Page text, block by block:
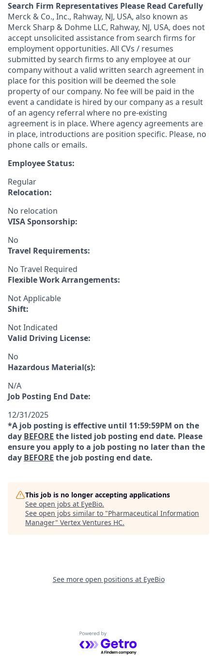
Search Firm Representatives Please Read Carefully
Merck & Co., Inc., Rahway, NJ, USA, also known as
Merck Sharp & Dohme LLC, Rahway, NJ, USA, does not
accept unsolicited assistance from search firms for
employment opportunities. All CVs / resumes
submitted by search firms to any employee at our
company without a valid written search agreement in
place for this position will be deemed the sole
property of our company. No fee will be paid in the
event a candidate is hired by our company as a result
of an agency referral where no pre-existing
agreement is in place. Where agency agreements are
in place, introductions are position specific. Please, no
phone calls or emails.
Employee Status:
Regular
Relocation:
No relocation
VISA Sponsorship:
No
Travel Requirements:
No Travel Required
Flexible Work Arrangements:
Not Applicable
Shift:
Not Indicated
Valid Driving License:
No
Hazardous Material(s):
N/A
Job Posting End Date:
12/31/2025
*A job posting is effective until 11:59:59PM on the
day BEFORE the listed job posting end date. Please
ensure you apply to a job posting no later than the
day BEFORE the job posting end date.
This job is no longer accepting applications
See open jobs at EyeBio.
See open jobs similar to "Pharmaceutical Information
Manager" Vertex Ventures HC.
See more open positions at EyeBio
Powered by Getro.com